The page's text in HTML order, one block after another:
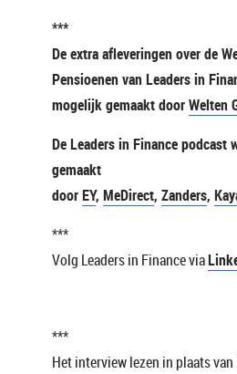
***
De extra afleveringen over de
Pensioenen van Leaders in
mogelijk gemaakt doorWelten
De Leaders in Finance podcast
gemaakt
doorEY, MeDirect, Zanders,
***
Volg Leaders in Finance via
***
Het interview lezen in plaats